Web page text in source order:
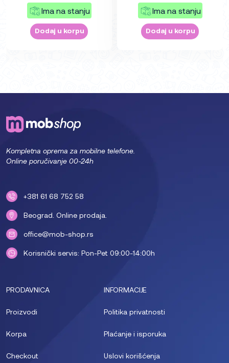
Ima na stanju
Dodaj u korpu
Ima na stanju
Dodaj u korpu
Kompletna oprema za mobilne telefone.
Online poručivanje 00-24h
+381 61 68 752 58
Beograd. Online prodaja.
office@mob-shop.rs
Korisnički servis: Pon-Pet 09:00-14:00h
PRODAVNICA
Proizvodi
Korpa
Checkout
INFORMACIJE
Politika privatnosti
Plaćanje i isporuka
Uslovi korišćenja